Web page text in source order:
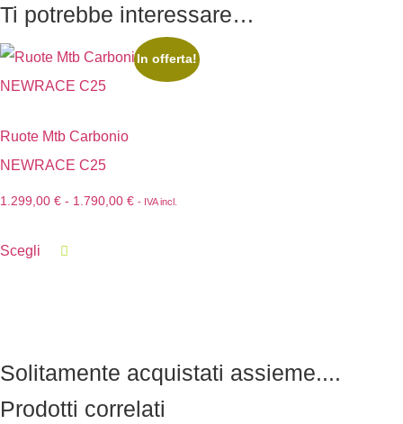
Ti potrebbe interessare…
In offerta!
Ruote Mtb Carbonio
NEWRACE C25
1.299,00 € - 1.790,00 € - IVA incl.
Scegli
Solitamente acquistati assieme....
Prodotti correlati